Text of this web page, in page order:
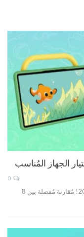
دليلك الشامل لاختيار أفضل تابلت للأطفال في 2024! مُقارنة مُفصلة بين 8